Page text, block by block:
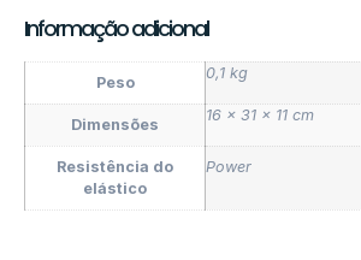
Informação adicional
Peso
0,1 kg
Dimensões
16 × 31 × 11 cm
Resistência do
elástico
Power